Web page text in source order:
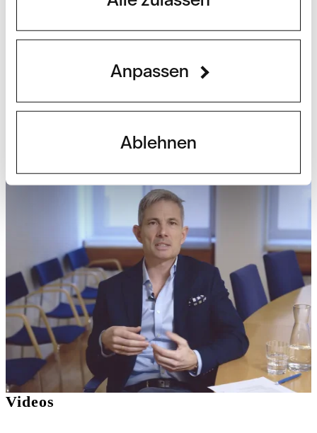
Anpassen
Ablehnen
Nationalfeiertag: Freiheit
beginnt beim Fiskus.
Videos